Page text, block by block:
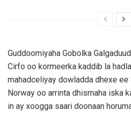
Guddoomiyaha Gobolka
Cirfo oo kormeerka kaddib la
mahadceliyay dowladda dhexe
Norway oo arrinta dhismaha iska
in ay xoogga saari doonaan